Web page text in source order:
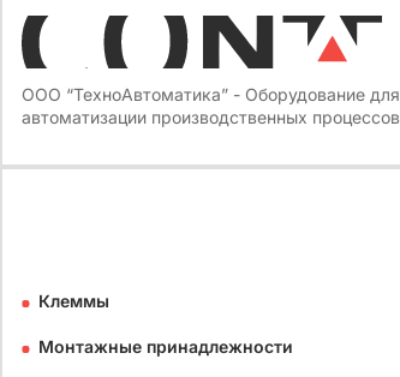
ООО “ТехноАвтоматика” - Оборудование для
автоматизации производственных процессов
Клеммы
Монтажные принадлежности